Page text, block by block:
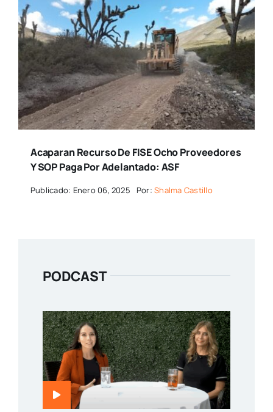
Acaparan Recurso De FISE Ocho Proveedores
Y SOP Paga Por Adelantado: ASF
Publicado: Enero 06, 2025 Por:Shalma Castillo
PODCAST